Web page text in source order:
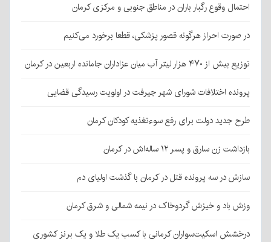
احتمال وقوع رگبار باران در مناطق جنوبی و مرکزی کرمان
در صورت احراز هرگونه قصور پزشکی، قطعا برخورد می‌کنیم
توزیع بیش از ۴۷۰ هزار لیتر آب میان عزاداران جامانده اربعین در کرمان
پرونده اختلافات شورای شهر جیرفت در اولویت رسیدگی قضایی
طرح جدید دولت برای رفع سوءتغذیه کودکان کرمان
بازداشت زن سارق و پسر ۱۲ ساله‌اش در کرمان
سازش در سه پرونده قتل در کرمان با گذشت اولیای دم
وزش باد و خیزش گردوخاک در نیمه شمالی و شرق کرمان
درخشش اسکیت‌سواران کرمانی با کسب یک طلا و یک برنز کشوری